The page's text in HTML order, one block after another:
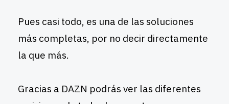
Pues casi todo, es una de las soluciones
más completas, por no decir directamente
la que más.
Gracias a DAZN podrás ver las diferentes